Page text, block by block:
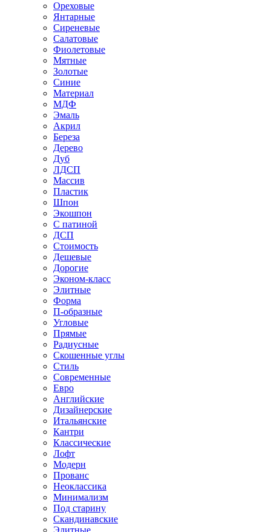
Ореховые
Янтарные
Сиреневые
Салатовые
Фиолетовые
Мятные
Золотые
Синие
Материал
МДФ
Эмаль
Акрил
Береза
Дерево
Дуб
ЛДСП
Массив
Пластик
Шпон
Экошпон
С патиной
ДСП
Стоимость
Дешевые
Дорогие
Эконом-класс
Элитные
Форма
П-образные
Угловые
Прямые
Радиусные
Скошенные углы
Стиль
Современные
Евро
Английские
Дизайнерские
Итальянские
Кантри
Классические
Лофт
Модерн
Прованс
Неоклассика
Минимализм
Под старину
Скандинавские
Элитные